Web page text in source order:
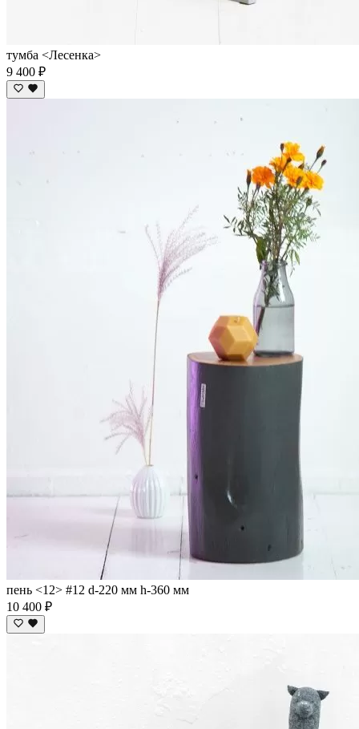
тумба <Лесенка>
9 400 ₽
пень <12> #12 d-220 мм h-360 мм
10 400 ₽